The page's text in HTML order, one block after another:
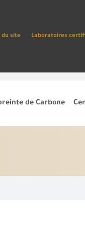
du site Laboratoires
de Carbone